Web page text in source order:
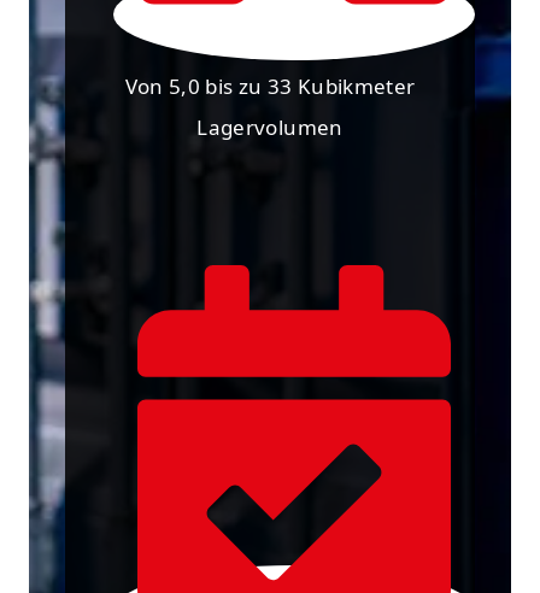
Von 5,0 bis zu 33 Kubikmeter
Lagervolumen